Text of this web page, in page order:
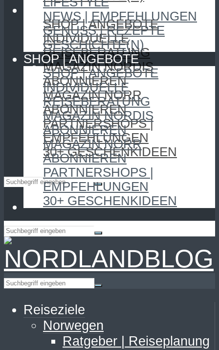
SHOP | ANGEBOTE
SHOP | ANGEBOTE
INDIVIDUELLE
REISEBERATUNG
MAGAZIN NORDIS
ABONNIEREN
MAGAZIN NORR
ABONNIEREN
PARTNERSHOPS |
EMPFEHLUNGEN
30+ GESCHENKIDEEN
NEWS | EMPFEHLUNGEN
GENUSS | REZEPTE
GESCHICHTE(N)
SHOP | ANGEBOTE
SHOP | ANGEBOTE
INDIVIDUELLE
REISEBERATUNG
MAGAZIN NORDIS
ABONNIEREN
MAGAZIN NORR
ABONNIEREN
PARTNERSHOPS |
EMPFEHLUNGEN
30+ GESCHENKIDEEN
Reiseziele
Norwegen
Ratgeber | Reiseplanung